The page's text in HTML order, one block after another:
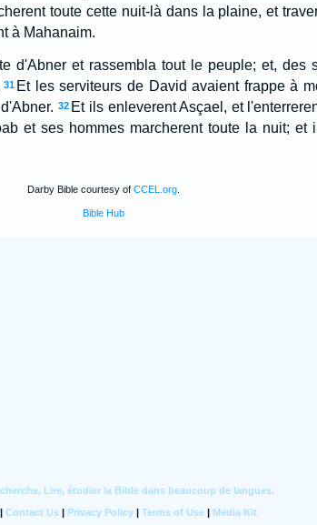
toute cette nuit-là dans la plaine, et
à Mahanaim.
d'Abner et rassembla tout le peuple; et, des
31 Et les serviteurs de David avaient frappe à
32 Et ils enleverent Asçael, et
et ses hommes marcherent toute la nuit; et
Darby Bible courtesy of CCEL.org
Bible Hub